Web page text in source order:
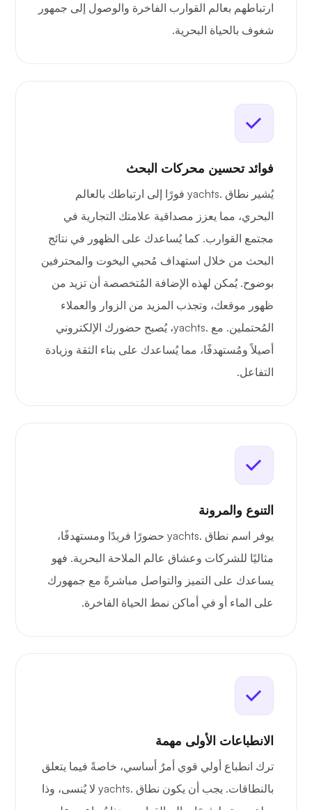
ارتباطهم بعالم القوارب الفاخرة والوصول إلى جمهور
شغوف بالحياة البحرية.
فوائد تحسين محركات البحث
يُشير نطاق .yachts فورًا إلى ارتباطك بالعالم
البحري، مما يعزز مصداقية علامتك التجارية في
مجتمع القوارب. كما يُساعدك على الظهور في نتائج
البحث من خلال استهداف مُحبي اليخوت والمحترفين
بوضوح. يُمكن لهذه الإضافة المُتخصصة أن تزيد من
ظهور موقعك، وتجذب المزيد من الزوار والعملاء
المُحتملين. مع .yachts، يُصبح حضورك الإلكتروني
أصيلاً ومُستهدفًا، مما يُساعدك على بناء الثقة وزيادة
التفاعل.
التنوع والمرونة
يوفر اسم نطاق .yachts حضورًا فريدًا ومستهدفًا،
مثاليًا للشركات وعشاق عالم الملاحة البحرية. فهو
يساعدك على التميز والتواصل مباشرةً مع جمهورك
على الماء أو في أماكن نمط الحياة الفاخرة.
الانطباعات الأولى مهمة
ترك انطباع أولي قوي أمرٌ أساسي، خاصةً فيما يتعلق
بالنطاقات. يجب أن يكون نطاق .yachts لا يُنسى، وذا